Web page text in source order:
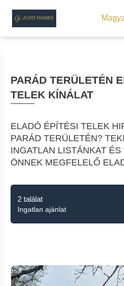
PARÁD TERÜLETÉN
TELEK KÍNÁLAT
ELADÓ ÉPÍTÉSI TELEK
PARÁD TERÜLETÉN?
INGATLAN LISTÁNKAT ÉS
ÖNNEK MEGFELELŐ
2 találat
Ingatlan ajánlat